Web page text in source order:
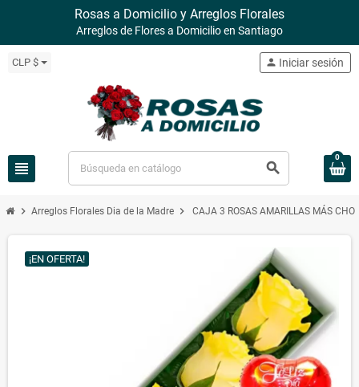
Rosas a Domicilio y Arreglos Florales
Arreglos de Flores a Domicilio en Santiago
CLP $
view_headline search
person Iniciar sesión
0
chevron_right Arreglos Florales Dia de la Madre chevron_right CAJA 3 ROSAS AMARILLAS MÁS
¡EN OFERTA!